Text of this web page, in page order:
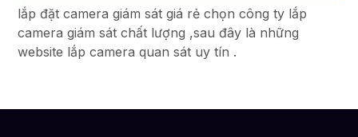
lắp đặt camera giám sát giá rẻ chọn công ty lắp
camera giám sát chất lượng ,sau đây là những
website lắp camera quan sát uy tín .